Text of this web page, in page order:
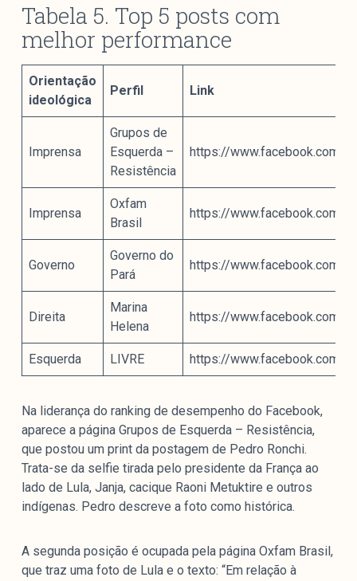
Tabela 5. Top 5 posts com
melhor performance
Orientação
ideológica
Perfil Link
Imprensa
Grupos de
Esquerda –
Resistência
https://www.facebook.com/
Imprensa
Oxfam
Brasil
https://www.facebook.com/
Governo
Governo do
Pará
https://www.facebook.com/
Direita
Marina
Helena
https://www.facebook.com/
Esquerda LIVRE https://www.facebook.com/
Na liderança do ranking de desempenho do Facebook,
aparece a página Grupos de Esquerda – Resistência,
que postou um print da postagem de Pedro Ronchi.
Trata-se da selfie tirada pelo presidente da França ao
lado de Lula, Janja, cacique Raoni Metuktire e outros
indígenas. Pedro descreve a foto como histórica.
A segunda posição é ocupada pela página Oxfam Brasil,
que traz uma foto de Lula e o texto: “Em relação à